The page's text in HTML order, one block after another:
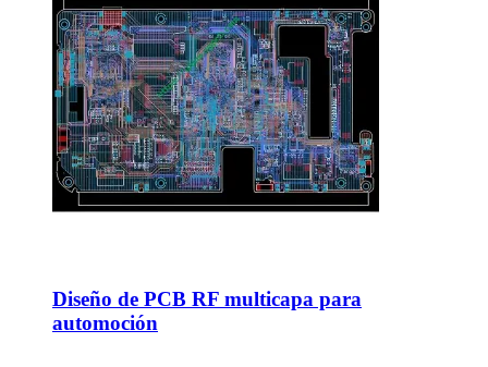
Diseño de PCB RF multicapa para
automoción